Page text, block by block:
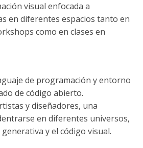
visual enfocada a
en diferentes espacios tanto en
como en clases en
de programación y entorno
de código abierto.
y diseñadores, una
en diferentes universos,
y el código visual.